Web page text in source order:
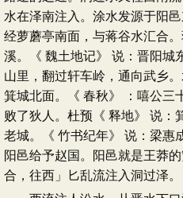
水在泽南注入。涂水发源于阳
经萝蘑亭南面，与蒋谷水汇合
溪。《 魏土地记》 说：晋阳城
山里，翻过轩车岭，通向武乡
箕城北面。《 春秋》 ：嘻公三
败了狄人。杜预《 释地》 说：
老城。《 竹书纪年》 说：梁惠
阳邑给予赵国。阳邑就是王莽
合，往西」匕乱流注入洞过泽。